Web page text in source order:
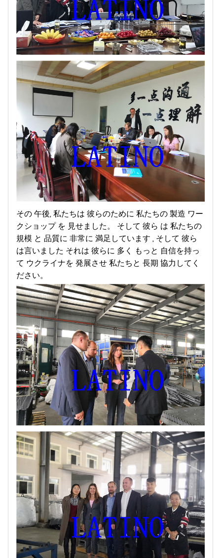
その 午後, 私たちは 彼らのために 私たちの 製造 ワー
クショップ を 見せました。 そして 彼ら は 私たちの
規模 と 品質に 非常に 満足しています , そして 彼ら
は言いました それは 彼らに 多く もっと 自信を持っ
て ウクライナを 発展させ 私たちと 長期 協力してく
ださい。